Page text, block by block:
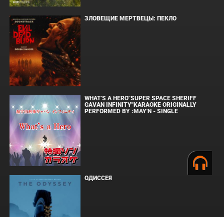
ЗЛОВЕЩИЕ МЕРТВЕЦЫ: ПЕКЛО
WHAT'S A HERO"SUPER SPACE SHERIFF
GAVAN INFINITY"KARAOKE ORIGINALLY
PERFORMED BY :MAY'N - SINGLE
ОДИССЕЯ